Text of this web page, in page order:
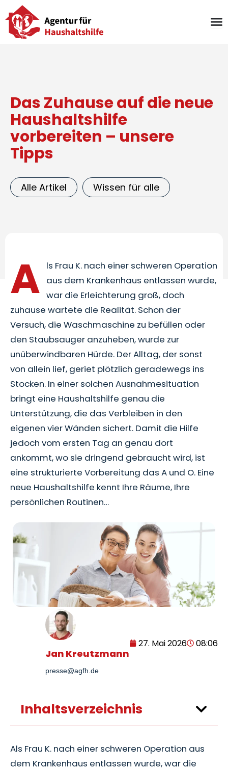
Zum
Inhalt
springen
Das Zuhause auf die neue
Haushaltshilfe
vorbereiten – unsere
Tipps
Alle Artikel Wissen für alle
A ls Frau K. nach einer schweren Operation
aus dem Krankenhaus entlassen wurde,
war die Erleichterung groß, doch
zuhause wartete die Realität. Schon der
Versuch, die Waschmaschine zu befüllen oder
den Staubsauger anzuheben, wurde zur
unüberwindbaren Hürde. Der Alltag, der sonst
von allein lief, geriet plötzlich geradewegs ins
Stocken. In einer solchen Ausnahmesituation
bringt eine Haushaltshilfe genau die
Unterstützung, die das Verbleiben in den
eigenen vier Wänden sichert. Damit die Hilfe
jedoch vom ersten Tag an genau dort
ankommt, wo sie dringend gebraucht wird, ist
eine strukturierte Vorbereitung das A und O. Eine
neue Haushaltshilfe kennt Ihre Räume, Ihre
persönlichen Routinen…
27. Mai 2026 08:06
Jan Kreutzmann
presse@agfh.de
Inhaltsverzeichnis
Als Frau K. nach einer schweren Operation aus
dem Krankenhaus entlassen wurde, war die